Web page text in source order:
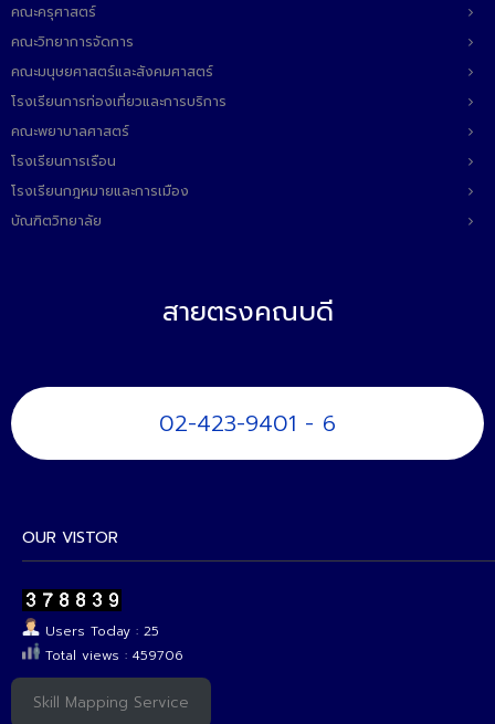
คณะครุศาสตร์
คณะวิทยาการจัดการ
คณะมนุษยศาสตร์และสังคมศาสตร์
โรงเรียนการท่องเที่ยวและการบริการ
คณะพยาบาลศาสตร์
โรงเรียนการเรือน
โรงเรียนกฎหมายและการเมือง
บัณฑิตวิทยาลัย
สายตรงคณบดี
02-423-9401 - 6
OUR VISTOR
Users Today : 25
Total views : 459706
Skill Mapping Service